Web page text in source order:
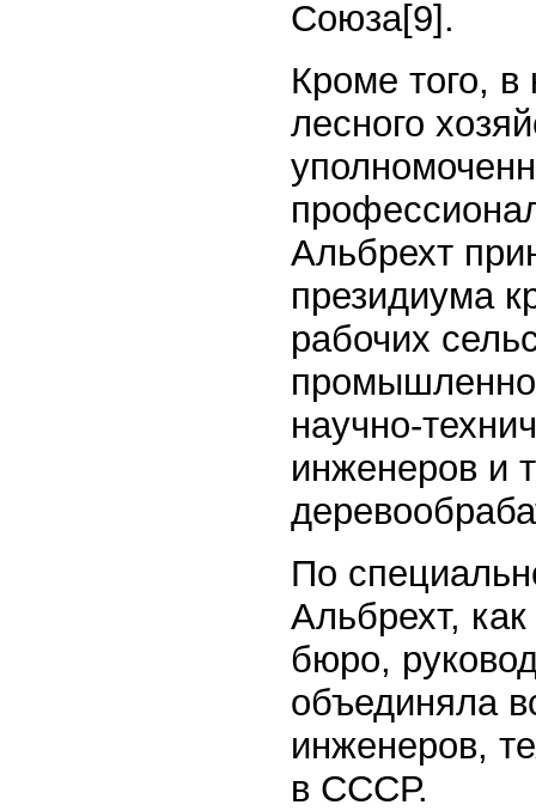
Союза[9] .
Кроме того, в
лесного
Альбрехт
президиума
рабочих
научно-
инженеров и
По
Альбрехт,
бюро,
объединяла
инженеров,
в СССР.